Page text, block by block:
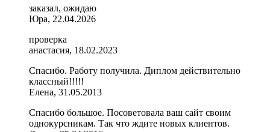
заказал, ожидаю
Юра, 22.04.2026
проверка
анастасия, 18.02.2023
Спасибо. Работу получила. Диплом действительно
классный!!!!!
Елена, 31.05.2013
Спасибо большое. Посоветовала ваш сайт своим
однокурсникам. Так что ждите новых клиентов.